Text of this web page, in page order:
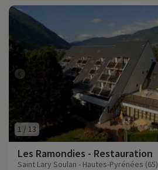
1 / 13
Les Ramondies - Restauration
Saint Lary Soulan - Hautes-Pyrénées (65)